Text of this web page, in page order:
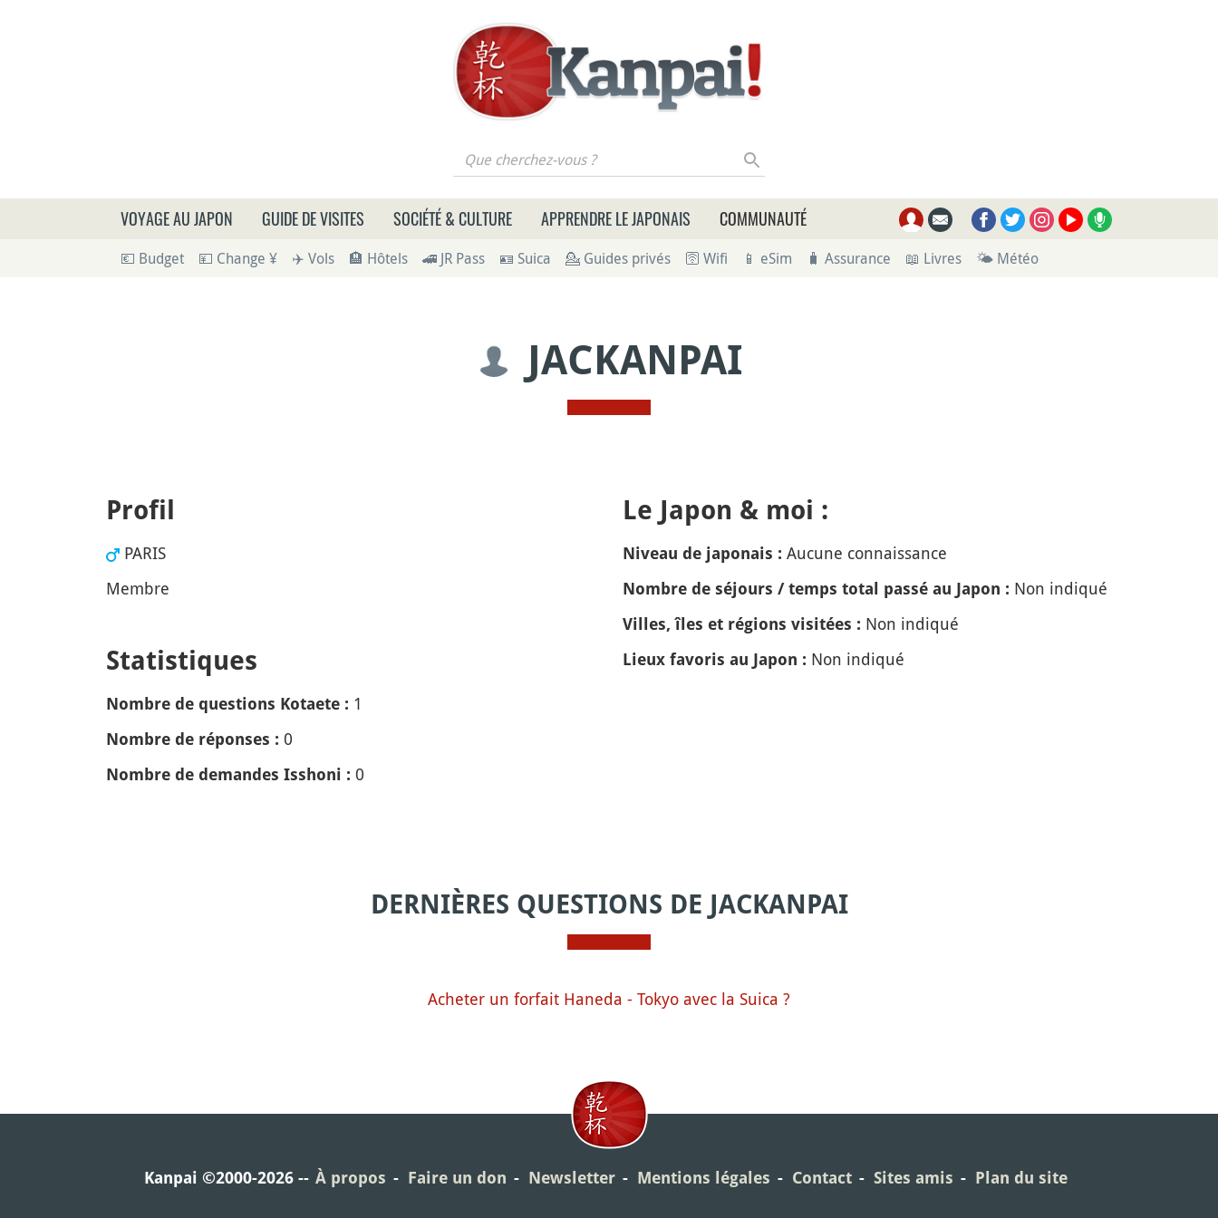
Que cherchez-vous ?
VOYAGE AU JAPON GUIDE DE VISITES SOCIÉTÉ & CULTURE APPRENDRE LE JAPONAIS COMMUNAUTÉ
💶 Budget 💴 Change ¥ ✈️ Vols 🏨 Hôtels 🚄 JR Pass 🪪 Suica 💁 Guides privés 🛜 Wifi 📱 eSim 🧳 Assurance 📖 Livres 🌤 Météo
JACKANPAI
Profil
PARIS
Membre
Statistiques
Nombre de questions Kotaete : 1
Nombre de réponses : 0
Nombre de demandes Isshoni : 0
Le Japon & moi :
Niveau de japonais : Aucune connaissance
Nombre de séjours / temps total passé au Japon : Non indiqué
Villes, îles et régions visitées : Non indiqué
Lieux favoris au Japon : Non indiqué
DERNIÈRES QUESTIONS DE JACKANPAI
Acheter un forfait Haneda - Tokyo avec la Suica ?
Kanpai ©2000-2026 À propos Faire un don Newsletter Mentions légales Contact Sites amis Plan du site